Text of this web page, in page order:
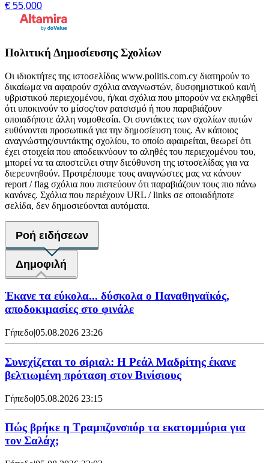
€ 55,000
Πολιτική Δημοσίευσης Σχολίων
Οι ιδιοκτήτες της ιστοσελίδας www.politis.com.cy διατηρούν το
δικαίωμα να αφαιρούν σχόλια αναγνωστών, δυσφημιστικού και/ή
υβριστικού περιεχομένου, ή/και σχόλια που μπορούν να εκληφθεί
ότι υποκινούν το μίσος/τον ρατσισμό ή που παραβιάζουν
οποιαδήποτε άλλη νομοθεσία. Οι συντάκτες των σχολίων αυτών
ευθύνονται προσωπικά για την δημοσίευση τους. Αν κάποιος
αναγνώστης/συντάκτης σχολίου, το οποίο αφαιρείται, θεωρεί ότι
έχει στοιχεία που αποδεικνύουν το αληθές του περιεχομένου του,
μπορεί να τα αποστείλει στην διεύθυνση της ιστοσελίδας για να
διερευνηθούν. Προτρέπουμε τους αναγνώστες μας να κάνουν
report / flag σχόλια που πιστεύουν ότι παραβιάζουν τους πιο πάνω
κανόνες. Σχόλια που περιέχουν URL / links σε οποιαδήποτε
σελίδα, δεν δημοσιεύονται αυτόματα.
Ροή ειδήσεων
Δημοφιλή
Έκανε τα εύκολα... δύσκολα ο Παναθηναϊκός,
αποδοκιμασίες στο φινάλε
Γήπεδο|05.08.2026 23:26
Συνεχίζεται το σίριαλ: Η Ρεάλ Μαδρίτης έκανε
βελτιωμένη πρόταση στον Βινίσιους
Γήπεδο|05.08.2026 23:15
Πώς βρήκε η Τραμπζονσπόρ τα εκατομμύρια για
τον Σαλάχ;